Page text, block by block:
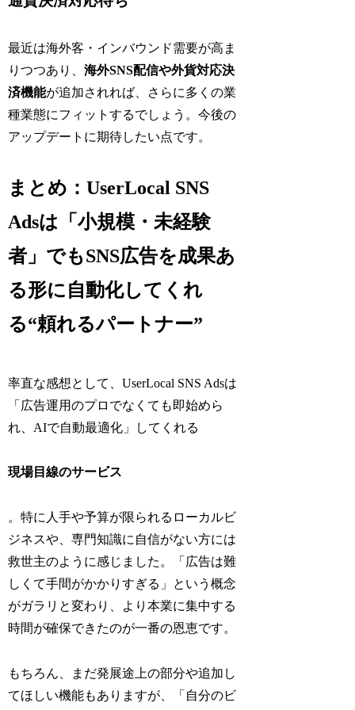
最近は海外客・インバウンド需要が高ま
りつつあり、海外SNS配信や外貨対応決
済機能が追加されれば、さらに多くの業
種業態にフィットするでしょう。今後の
アップデートに期待したい点です。
まとめ：UserLocal SNS
Adsは「小規模・未経験
者」でもSNS広告を成果あ
る形に自動化してくれ
る“頼れるパートナー”
率直な感想として、UserLocal SNS Adsは
「広告運用のプロでなくても即始めら
れ、AIで自動最適化」してくれる
現場目線のサービス
。特に人手や予算が限られるローカルビ
ジネスや、専門知識に自信がない方には
救世主のように感じました。「広告は難
しくて手間がかかりすぎる」という概念
がガラリと変わり、より本業に集中する
時間が確保できたのが一番の恩恵です。
もちろん、まだ発展途上の部分や追加し
てほしい機能もありますが、「自分のビ